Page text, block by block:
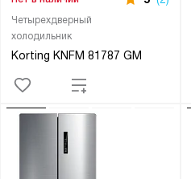
Четырехдверный
холодильник
Korting KNFM 81787 GM